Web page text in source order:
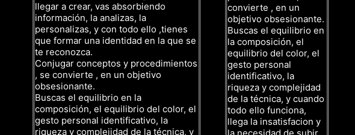
llegar a crear, vas absorbiendo
información, la analizas, la
personalizas, y con todo ello ,tienes
que formar una identidad en la que se
te reconozca.
Conjugar conceptos y procedimientos
, se convierte , en un objetivo
obsesionante.
Buscas el equilibrio en la
composición, el equilibrio del color, el
gesto personal identificativo, la
riqueza y complejidad de la técnica, y
convierte , en un
objetivo obsesionante.
Buscas el equilibrio en
la composición, el
equilibrio del color, el
gesto personal
identificativo, la
riqueza y complejidad
de la técnica, y cuando
todo ello funciona,
llega la insatisfacion y